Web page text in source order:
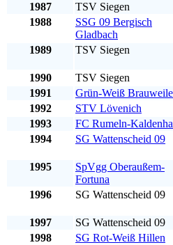
1987
TSV Siegen
1988
SSG 09 Bergisch
Gladbach
1989 TSV Siegen
1990
TSV Siegen
1991
Grün-Weiß
1992
STV Lövenich
1993
FC Rumeln-
1994
SG Wattenscheid 09
1995
SpVgg Oberaußem-
Fortuna
1996 SG Wattenscheid 09
1997
SG Wattenscheid 09
1998
SG Rot-Weiß Hillen